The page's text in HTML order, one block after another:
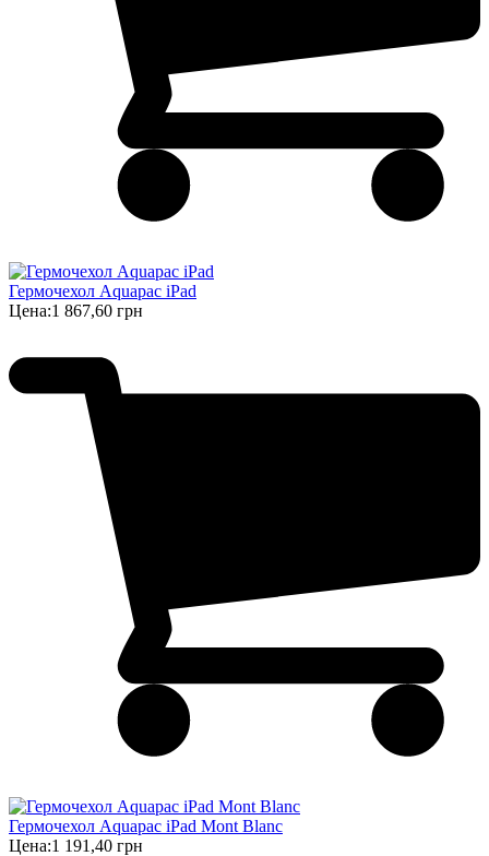
Гермочехол Aquapac iPad
Цена:1 867,60 грн
Гермочехол Aquapac iPad Mont Blanc
Цена:1 191,40 грн